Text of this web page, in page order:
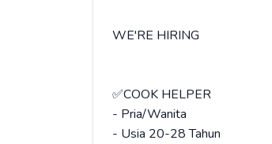
WE'RE HIRING
✅COOK HELPER
- Pria/Wanita
- Usia 20-28 Tahun